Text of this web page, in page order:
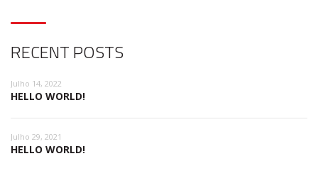
RECENT POSTS
Julho 14, 2022
HELLO WORLD!
Julho 29, 2021
HELLO WORLD!